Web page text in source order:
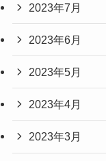
2023年7月
2023年6月
2023年5月
2023年4月
2023年3月